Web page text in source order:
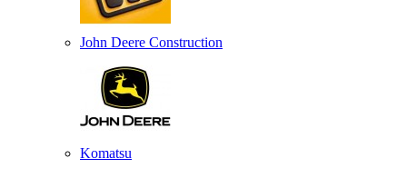
John Deere Construction
Komatsu